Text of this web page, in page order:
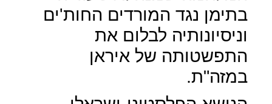
בתימן נגד המורדים החות'ים
וניסיונותיה לבלום את
התפשטותה של איראן
במזה"ת.